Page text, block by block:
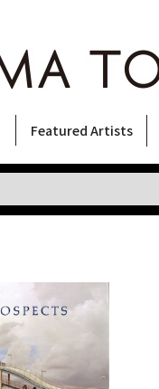
Featured Artists
稲嶺啓一(東風終)
村田言恵
丸岡和吾
Rico Casella
キム・ロートン
菅谷晋一
柴田亜美
内藤啓介
CHRIS
内藤ルネ
森山大道
二本木里美
北島敬三
大類信
林月光
天野タケル
秋赤音
春川ナミオ
佐伯俊男
横尾忠則
三島剛
三島由紀夫
須藤昌人
大西洋介
COOKIE